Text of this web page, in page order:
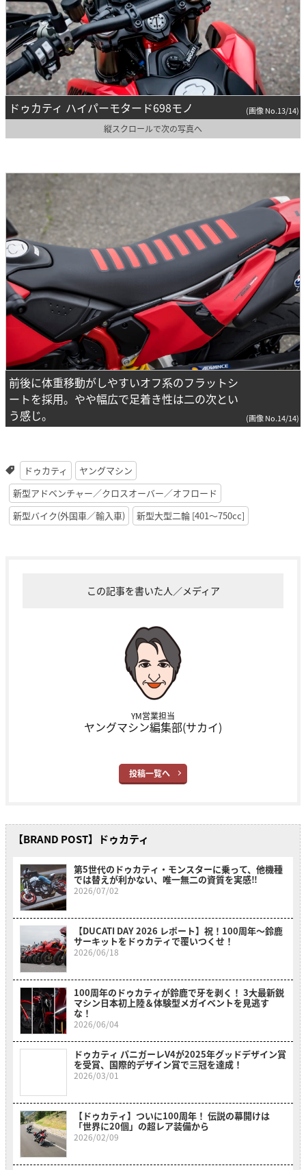
ドゥカティ ハイパーモタード698モノ (画像 No.13/14)
縦スクロールで次の写真へ
前後に体重移動がしやすいオフ系のフラットシ
ートを採用。やや幅広で足着き性は二の次とい
う感じ。
(画像 No.14/14)
ドゥカティ
ヤングマシン
新型アドベンチャー／クロスオーバー／オフロード
新型バイク(外国車／輸入車)
新型大型二輪 [401〜750cc]
この記事を書いた人／メディア
YM営業担当
ヤングマシン編集部(サカイ)
投稿一覧へ
【BRAND POST】ドゥカティ
第5世代のドゥカティ・モンスターに乗って、他機種
では替えが利かない、唯一無二の資質を実感‼
2026/07/02
【DUCATI DAY 2026 レポート】祝！100周年〜鈴鹿
サーキットをドゥカティで覆いつくせ！
2026/06/18
100周年のドゥカティが鈴鹿で牙を剥く！ 3大最新鋭
マシン日本初上陸＆体験型メガイベントを見逃す
な！
2026/06/04
ドゥカティ パニガーレV4が2025年グッドデザイン賞
を受賞、国際的デザイン賞で三冠を達成！
2026/03/01
【ドゥカティ】ついに100周年！ 伝説の幕開けは
「世界に20個」の超レア装備から
2026/02/09